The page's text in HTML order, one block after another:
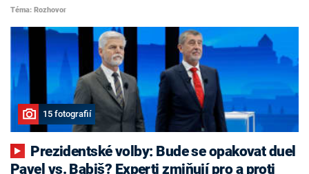
Téma: Rozhovor
15 fotografií
Pavel vs. Babiš? Experti zmiňují pro a proti